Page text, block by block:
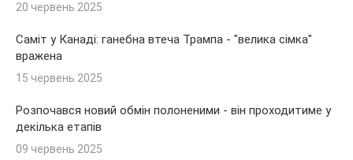
20 червень 2025
Саміт у Канаді: ганебна втеча Трампа - "велика сімка"
вражена
15 червень 2025
Розпочався новий обмін полоненими - він проходитиме у
декілька етапів
09 червень 2025